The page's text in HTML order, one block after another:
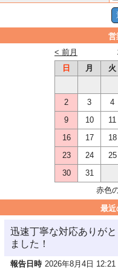
営
< 前月
日
月 火
2
3 4
9
10 11
16
17 18
23
24 25
30
31
赤色
最近
迅速丁寧な対応ありが
ました！
報告日時 2026年8月4日 12:21